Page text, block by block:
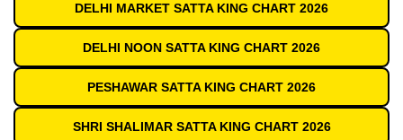
DELHI MARKET SATTA KING CHART 2026
DELHI NOON SATTA KING CHART 2026
PESHAWAR SATTA KING CHART 2026
SHRI SHALIMAR SATTA KING CHART 2026